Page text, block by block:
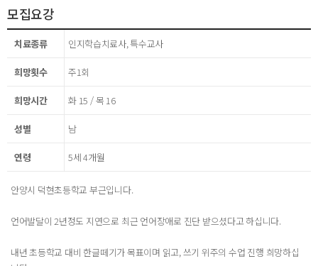
모집요강
치료종류 인지학습치료사, 특수교사
희망횟수 주1회
희망시간 화 15 / 목 16
성별 남
연령 5세 4개월
안양시 덕현초등학교 부근입니다.
언어발달이 2년정도 지연으로 최근 언어장애로 진단 받으셨다고 하십니다.
내년 초등학교 대비 한글떼기가 목표이며 읽고, 쓰기 위주의 수업 진행 희망하십